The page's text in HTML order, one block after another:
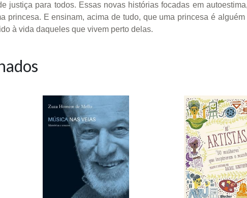
justiça para todos. Essas novas histórias focadas em
princesa. E ensinam, acima de tudo, que uma princesa é
à vida daqueles que vivem perto delas.